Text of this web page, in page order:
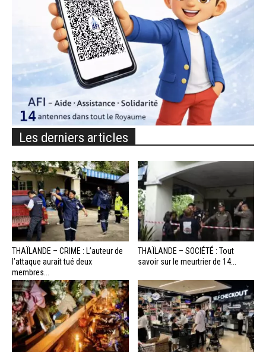
Les derniers articles
THAÏLANDE – CRIME : L’auteur de
l’attaque aurait tué deux
membres...
THAÏLANDE – SOCIÉTÉ : Tout
savoir sur le meurtrier de 14...